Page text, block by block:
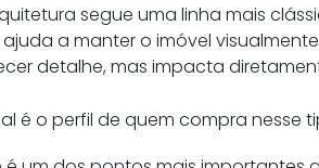
segue uma linha mais
a manter o imóvel
detalhe, mas impacta
é o perfil de quem compra nesse